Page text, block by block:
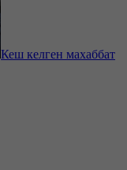
Кеш келген махаббат